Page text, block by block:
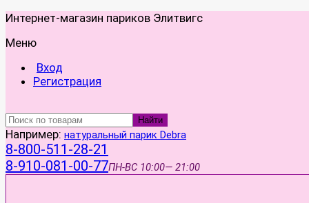
Интернет-магазин париков Элитвигс
Меню
Вход
Регистрация
Найти
Например: натуральный парик Debra
8-800-511-28-21
8-910-081-00-77ПН-ВС 10:00— 21:00